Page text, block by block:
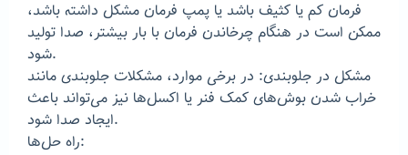
فرمان کم یا کثیف باشد یا پمپ فرمان مشکل داشته باشد،
ممکن است در هنگام چرخاندن فرمان با بار بیشتر، صدا تولید
شود.
مشکل در جلوبندی: در برخی موارد، مشکلات جلوبندی مانند
خراب شدن بوش‌های کمک فنر یا اکسل‌ها نیز می‌تواند باعث
ایجاد صدا شود.
راه حل‌ها: